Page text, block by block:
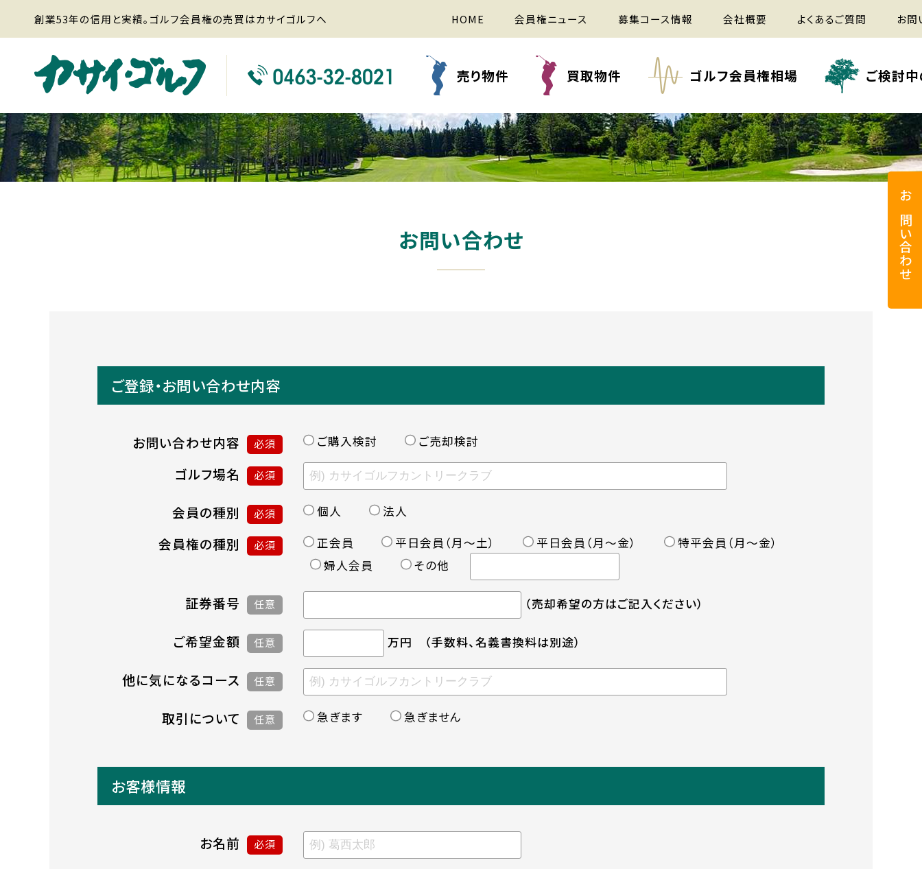
創業53年の信用と実績。ゴルフ会員権の売買はカサイゴルフへ HOME 会員権ニュース 募集コース情報 会社概要 よくあるご質問 お問
売り物件 買取物件 ゴルフ会員権相場 ご検討
お問い合わせ
ご登録・お問い合わせ内容
お問い合わせ内容 必須 ご購入検討 ご売却検討
ゴルフ場名 必須
会員の種別 必須 個人 法人
会員権の種別 必須 正会員 平日会員（月〜土） 平日会員（月〜金）
特平会員（月〜金）
婦人会員
その他
証券番号 任意 （売却希望の方はご記入ください）
ご希望金額 任意 万円 （手数料、名義書換料は別途）
他に気になるコース 任意
取引について 任意 急ぎます 急ぎません
お客様情報
お名前 必須
お問い合わせ